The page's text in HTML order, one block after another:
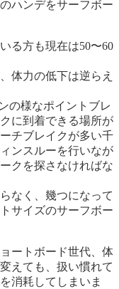
ハンデをサーフボー
る方も現在は50〜60
体力の低下は逆らえ
の様なポイントブレ
に到着できる場所が
チブレイクが多い千
ンスルーを行いなが
クを探さなければな
なく、幾つになって
サイズのサーフボー
ートボード世代、体
えても、扱い慣れて
消耗してしまいま